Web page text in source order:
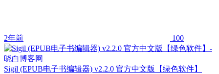
2年前 100
Sigil (EPUB电子书编辑器) v2.2.0 官方中文版【绿色软件】